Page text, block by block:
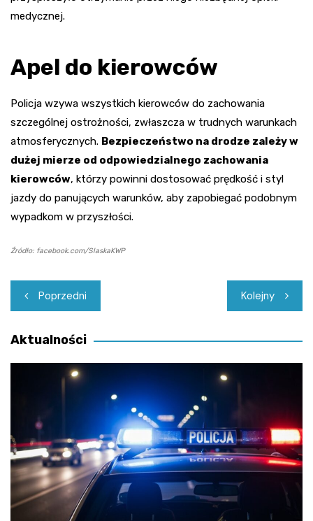
medycznej.
Apel do kierowców
Policja wzywa wszystkich kierowców do zachowania
szczególnej ostrożności, zwłaszcza w trudnych warunkach
atmosferycznych. Bezpieczeństwo na drodze zależy w
dużej mierze od odpowiedzialnego zachowania
kierowców, którzy powinni dostosować prędkość i styl
jazdy do panujących warunków, aby zapobiegać podobnym
wypadkom w przyszłości.
Źródło: facebook.com/SlaskaKWP
Nawigacja
wpisu
Poprzedni Kolejny
Aktualności